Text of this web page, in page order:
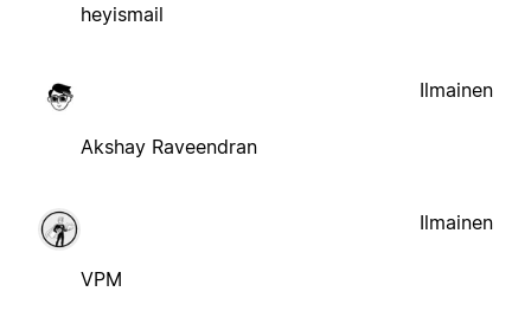
heyismail
Akshay Raveendran
Ilmainen
VPM
Ilmainen